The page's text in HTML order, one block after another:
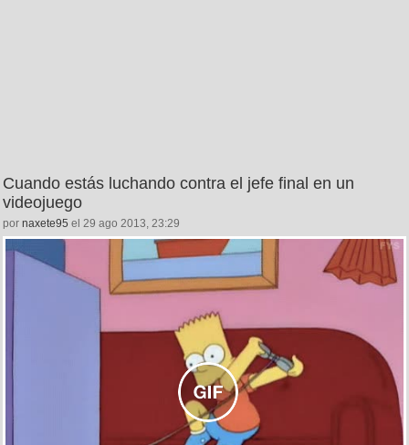
Cuando estás luchando contra el jefe final en un
videojuego
por naxete95 el 29 ago 2013, 23:29